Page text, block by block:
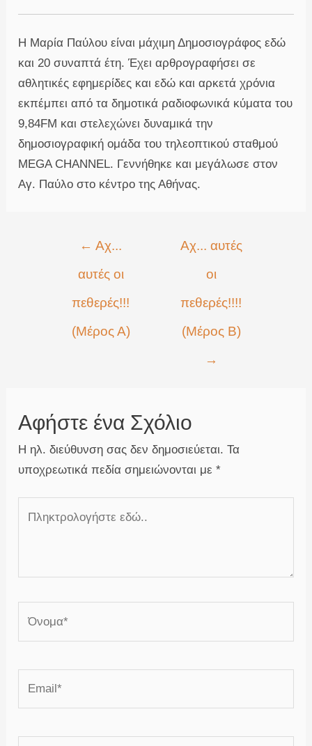
Η Μαρία Παύλου είναι μάχιμη Δημοσιογράφος εδώ
και 20 συναπτά έτη. Έχει αρθρογραφήσει σε
αθλητικές εφημερίδες και εδώ και αρκετά χρόνια
εκπέμπει από τα δημοτικά ραδιοφωνικά κύματα του
9,84FM και στελεχώνει δυναμικά την
δημοσιογραφική ομάδα του τηλεοπτικού σταθμού
MEGA CHANNEL. Γεννήθηκε και μεγάλωσε στον
Αγ. Παύλο στο κέντρο της Αθήνας.
Πλοήγηση
← Αχ...
αυτές οι
πεθερές!!!
(Μέρος Α)
Αχ... αυτές
οι
πεθερές!!!!
(Μέρος Β)
→
Αφήστε ένα Σχόλιο
Η ηλ. διεύθυνση σας δεν δημοσιεύεται. Τα
υποχρεωτικά πεδία σημειώνονται με*